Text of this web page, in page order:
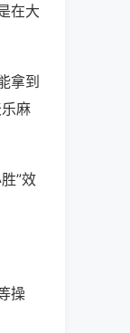
在大
拿到
麻
”效
操